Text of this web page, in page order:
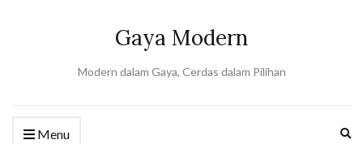
Gaya Modern
Modern dalam Gaya, Cerdas dalam Pilihan
Menu